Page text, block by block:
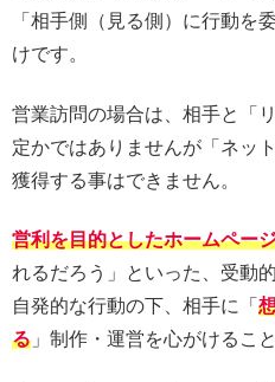
「相手側（見る側）に行動を
けです。
営業訪問の場合は、相手と「
定かではありませんが「ネッ
獲得する事はできません。
営利を目的としたホームペー
れるだろう」といった、受動
自発的な行動の下、相手に「
る 」制作・運営を心がけるこ